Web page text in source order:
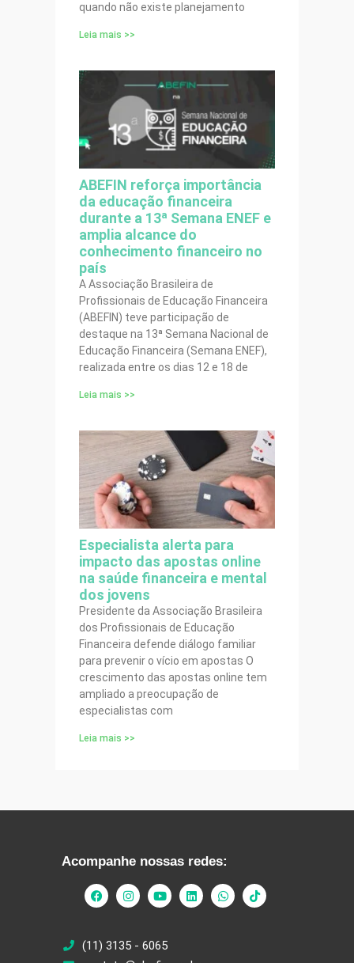
quando não existe planejamento
Leia mais >>
ABEFIN reforça importância
da educação financeira
durante a 13ª Semana ENEF e
amplia alcance do
conhecimento financeiro no
país
A Associação Brasileira de
Profissionais de Educação Financeira
(ABEFIN) teve participação de
destaque na 13ª Semana Nacional de
Educação Financeira (Semana ENEF),
realizada entre os dias 12 e 18 de
Leia mais >>
Especialista alerta para
impacto das apostas online
na saúde financeira e mental
dos jovens
Presidente da Associação Brasileira
dos Profissionais de Educação
Financeira defende diálogo familiar
para prevenir o vício em apostas O
crescimento das apostas online tem
ampliado a preocupação de
especialistas com
Leia mais >>
Acompanhe nossas redes:
(11) 3135 - 6065